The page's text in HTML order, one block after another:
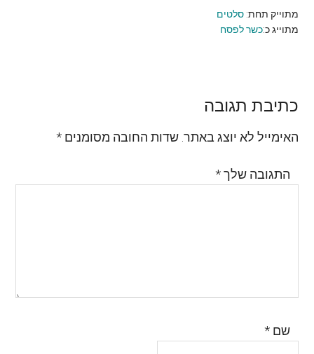
מתוייק תחת:סלטים
מתוייג כ:כשר לפסח
Reader
Interactions
כתיבת תגובה
האימייל לא יוצג באתר. שדות החובה מסומנים*
התגובה שלך*
שם*